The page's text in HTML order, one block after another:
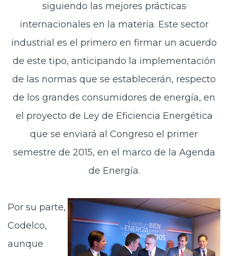
siguiendo las mejores prácticas
internacionales en la materia. Este sector
industrial es el primero en firmar un acuerdo
de este tipo, anticipando la implementación
de las normas que se establecerán, respecto
de los grandes consumidores de energía, en
el proyecto de Ley de Eficiencia Energética
que se enviará al Congreso el primer
semestre de 2015, en el marco de la Agenda
de Energía.
Por su parte,
Codelco,
aunque